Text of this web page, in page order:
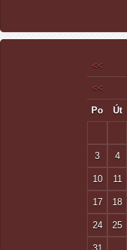
<<
<<
Po Út
3 4
10 11
17 18
24 25